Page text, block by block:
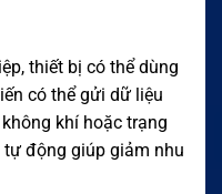
thiết bị có thể dùng
có thể gửi dữ liệu
khí hoặc trạng
động giúp giảm nhu